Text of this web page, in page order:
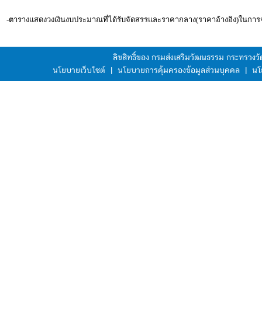
-ตารางแสดงวงเงินงบประมาณที่ได้รับจัดสรรและราคากลาง(ราคาอ้างอิง)ในก
ลิขสิทธิ์ของ กรมส่งเสริมวัฒนธรรม กระทรว
นโยบายเว็บไซต์
| นโยบายการคุ้มครองข้อมูลส่วนบุคคล | น